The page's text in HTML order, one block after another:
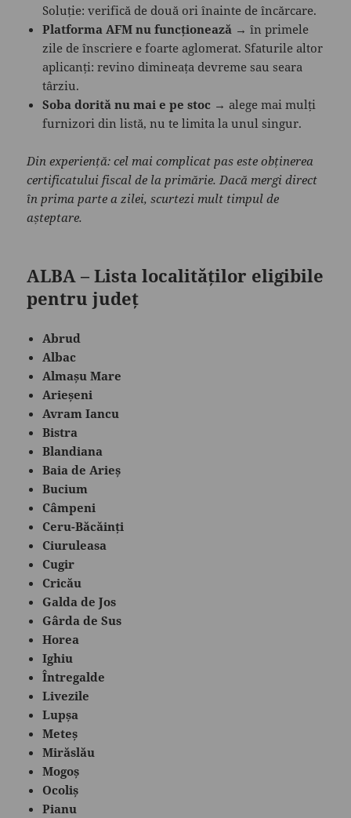
Soluție: verifică de două ori înainte de încărcare.
Platforma AFM nu funcționează → în primele
zile de înscriere e foarte aglomerat. Sfaturile altor
aplicanți: revino dimineața devreme sau seara
târziu.
Soba dorită nu mai e pe stoc → alege mai mulți
furnizori din listă, nu te limita la unul singur.
Din experiență: cel mai complicat pas este obținerea
certificatului fiscal de la primărie. Dacă mergi direct
în prima parte a zilei, scurtezi mult timpul de
așteptare.
ALBA – Lista localităților eligibile
pentru județ
Abrud
Albac
Almașu Mare
Arieșeni
Avram Iancu
Bistra
Blandiana
Baia de Arieș
Bucium
Câmpeni
Ceru-Băcăinți
Ciuruleasa
Cugir
Cricău
Galda de Jos
Gârda de Sus
Horea
Ighiu
Întregalde
Livezile
Lupșa
Meteș
Mirăslău
Mogoș
Ocoliș
Pianu